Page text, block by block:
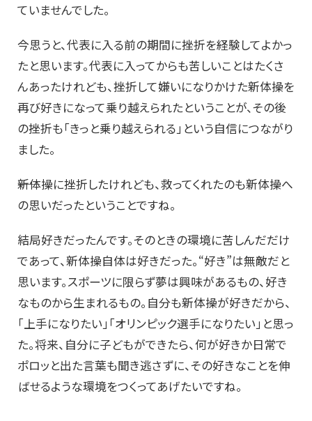
ていませんでした。
今思うと、代表に入る前の期間に挫折を経験してよかっ
たと思います。代表に入ってからも苦しいことはたくさ
んあったけれども、挫折して嫌いになりかけた新体操を
再び好きになって乗り越えられたということが、その後
の挫折も「きっと乗り越えられる」という自信につながり
ました。
――新体操に挫折したけれども、救ってくれたのも新体操へ
の思いだったということですね。
結局好きだったんです。そのときの環境に苦しんだだけ
であって、新体操自体は好きだった。“好き”は無敵だと
思います。スポーツに限らず夢は興味があるもの、好き
なものから生まれるもの。自分も新体操が好きだから、
「上手になりたい」「オリンピック選手になりたい」と思っ
た。将来、自分に子どもができたら、何が好きか日常で
ポロッと出た言葉も聞き逃さずに、その好きなことを伸
ばせるような環境をつくってあげたいですね。